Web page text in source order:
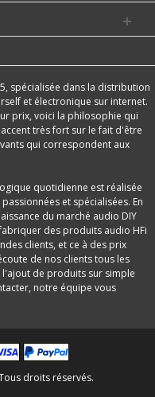
spécialisée dans la distribution
et électronique sur internet.
prix, voici la philosophie qui
très fort sur le fait d'être
qui correspondent aux
quotidienne est réalisée
et spécialisées. En
du marché audio DIY
des produits audio HFi
clients, et ce à des prix
de nos clients tous les
de produits sur simple
notre équipe vous
droits réservés.